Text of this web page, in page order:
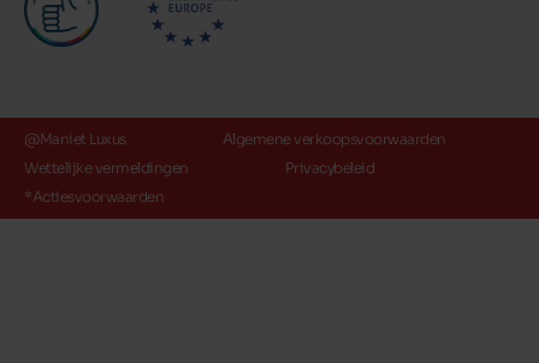
@Maniet Luxus
Algemene verkoopsvoorwaarden
Wettelijke vermeldingen
Privacybeleid
*Actiesvoorwaarden